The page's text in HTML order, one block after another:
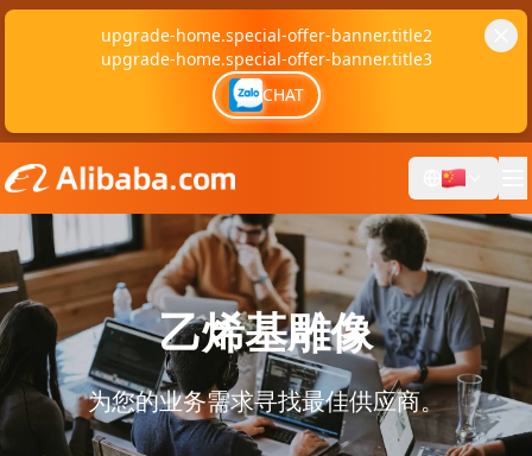
upgrade-home.special-offer-banner.title2
upgrade-home.special-offer-banner.title3
CHAT
乙烯基雕像
为您的业务需求寻找最佳供应商。